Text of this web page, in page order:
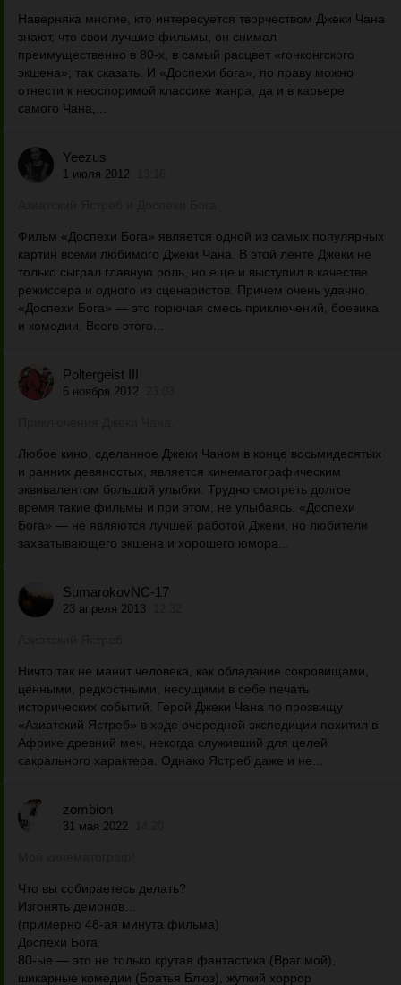
Наверняка многие, кто интересуется творчеством Джеки Чана
знают, что свои лучшие фильмы, он снимал
преимущественно в 80-х, в самый расцвет «гонконгского
экшена», так сказать. И «Доспехи бога», по праву можно
отнести к неоспоримой классике жанра, да и в карьере
самого Чана,...
Yeezus
1 июля 2012
Фильм «Доспехи Бога» является одной из самых популярных
картин всеми любимого Джеки Чана. В этой ленте Джеки не
только сыграл главную роль, но еще и выступил в качестве
режиссера и одного из сценаристов. Причем очень удачно.
«Доспехи Бога» — это горючая смесь приключений, боевика
и комедии. Всего этого...
Poltergeist III
6 ноября 2012
Любое кино, сделанное Джеки Чаном в конце восьмидесятых
и ранних девяностых, является кинематографическим
эквивалентом большой улыбки. Трудно смотреть долгое
время такие фильмы и при этом, не улыбаясь. «Доспехи
Бога» — не являются лучшей работой Джеки, но любители
захватывающего экшена и хорошего юмора...
SumarokovNC-17
23 апреля 2013
Ничто так не манит человека, как обладание сокровищами,
ценными, редкостными, несущими в себе печать
исторических событий. Герой Джеки Чана по прозвищу
«Азиатский Ястреб» в ходе очередной экспедиции похитил в
Африке древний меч, некогда служивший для целей
сакрального характера. Однако Ястреб даже и не...
zombion
31 мая 2022
Что вы собираетесь делать?
Изгонять демонов…
(примерно 48-ая минута фильма)
Доспехи Бога
80-ые — это не только крутая фантастика (Враг мой),
шикарные комедии (Братья Блюз), жуткий хоррор